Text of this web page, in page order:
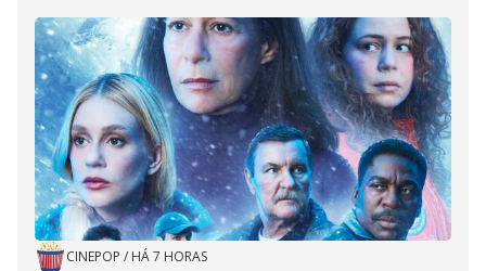
CINEPOP / HÁ 7 HORAS